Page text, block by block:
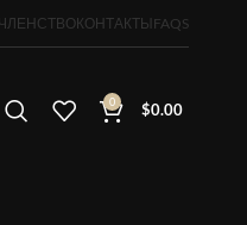
ЧЛЕНСТВОКОНТАКТЫ FAQS
0 $0.00